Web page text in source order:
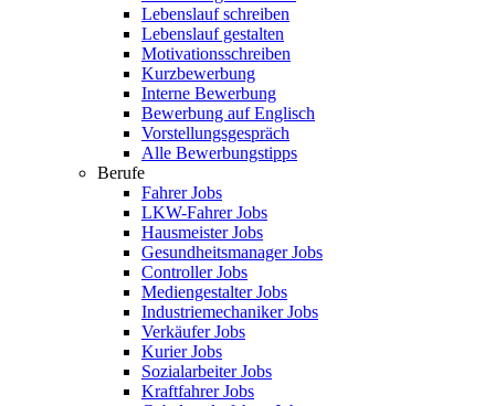
Lebenslauf schreiben
Lebenslauf gestalten
Motivationsschreiben
Kurzbewerbung
Interne Bewerbung
Bewerbung auf Englisch
Vorstellungsgespräch
Alle Bewerbungstipps
Berufe
Fahrer Jobs
LKW-Fahrer Jobs
Hausmeister Jobs
Gesundheitsmanager Jobs
Controller Jobs
Mediengestalter Jobs
Industriemechaniker Jobs
Verkäufer Jobs
Kurier Jobs
Sozialarbeiter Jobs
Kraftfahrer Jobs